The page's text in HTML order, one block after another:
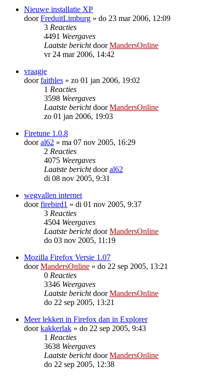
Nieuwe installatie XP
doorFreduitLimburg » do 23 mar 2006, 12:09
3 Reacties
4491 Weergaves
Laatste berichtdoorMandersOnline
vr 24 mar 2006, 14:42
vraagje
doorfaithles » zo 01 jan 2006, 19:02
1 Reacties
3598 Weergaves
Laatste berichtdoorMandersOnline
zo 01 jan 2006, 19:03
Firetune 1.0.8
dooral62 » ma 07 nov 2005, 16:29
2 Reacties
4075 Weergaves
Laatste berichtdooral62
di 08 nov 2005, 9:31
wegvallen internet
doorfirebird1 » di 01 nov 2005, 9:37
3 Reacties
4504 Weergaves
Laatste berichtdoorMandersOnline
do 03 nov 2005, 11:19
Mozilla Firefox Versie 1.07
doorMandersOnline » do 22 sep 2005, 13:21
0 Reacties
3346 Weergaves
Laatste berichtdoorMandersOnline
do 22 sep 2005, 13:21
Meer lekken in Firefox dan in Explorer
doorkakkerlak » do 22 sep 2005, 9:43
1 Reacties
3638 Weergaves
Laatste berichtdoorMandersOnline
do 22 sep 2005, 12:38